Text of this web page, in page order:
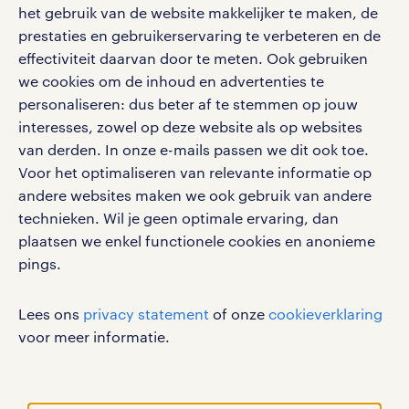
het gebruik van de website makkelijker te maken, de
prestaties en gebruikerservaring te verbeteren en de
effectiviteit daarvan door te meten. Ook gebruiken
we cookies om de inhoud en advertenties te
personaliseren: dus beter af te stemmen op jouw
interesses, zowel op deze website als op websites
van derden. In onze e-mails passen we dit ook toe.
Voor het optimaliseren van relevante informatie op
andere websites maken we ook gebruik van andere
technieken. Wil je geen optimale ervaring, dan
plaatsen we enkel functionele cookies en anonieme
pings.
Lees ons privacy statement of onze cookieverklaring
voor meer informatie.
bruto-netto calculator
apple app store
google play store
social media
Volg ons voor de leukste content omtrent
vacatures, solliciteren en inspiratie.
gebruikersvoorwaarden